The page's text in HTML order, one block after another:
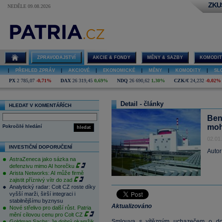
NEDĚLE 09.08.2026
ZPRAVODAJSTVÍ AKCIE & FONDY MĚNY & SAZBY
PŘEHLED ZPRÁV AKCIOVÉ EKONOMICKÉ MĚNY KOMODITY
PX 2 785,07 -0,71% DAX 26 319,45 0,69% NDQ 26 690,62 1,30% CZK/€ 24,232 -0,02%
HLEDAT V KOMENTÁŘÍCH
hledat
Pokročilé hledání
INVESTIČNÍ DOPORUČENÍ
AstraZeneca jako sázka na
defenzivu mimo AI horečku
Arista Networks: AI může firmě
zajistit příznivý vítr do zad
Analytický radar: Colt CZ roste díky
vyšší marži, širší integraci i
stabilnějšímu byznysu
Nové střelivo pro další růst. Patria
mění cílovou cenu pro Colt CZ
Detail - články
Aktualizováno